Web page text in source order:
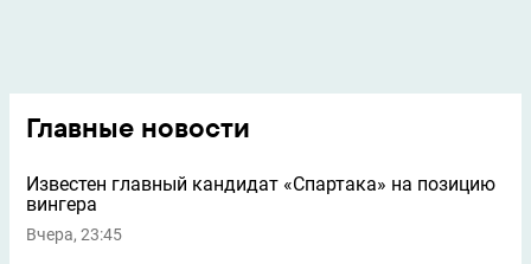
Главные новости
Известен главный кандидат «Спартака» на позицию
вингера
Вчера, 23:45